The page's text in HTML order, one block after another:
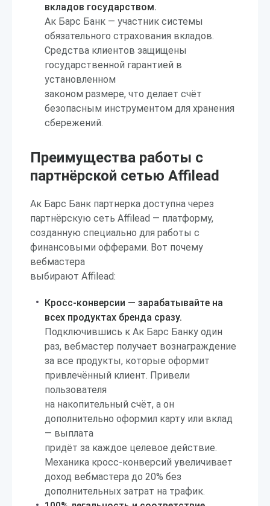
вкладов государством.
Ак Барс Банк — участник системы
обязательного страхования вкладов.
Средства клиентов защищены
государственной гарантией в
установленном
законом размере, что делает счёт
безопасным инструментом для хранения
сбережений.
Преимущества работы с
партнёрской сетью Affilead
Ак Барс Банк партнерка доступна через
партнёрскую сеть Affilead — платформу,
созданную специально для работы с
финансовыми офферами. Вот почему
вебмастера
выбирают Affilead:
Кросс-конверсии — зарабатывайте на
всех продуктах бренда сразу.
Подключившись к Ак Барс Банку один
раз, вебмастер получает вознаграждение
за все продукты, которые оформит
привлечённый клиент. Привели
пользователя
на накопительный счёт, а он
дополнительно оформил карту или вклад
— выплата
придёт за каждое целевое действие.
Механика кросс-конверсий увеличивает
доход вебмастера до 20% без
дополнительных затрат на трафик.